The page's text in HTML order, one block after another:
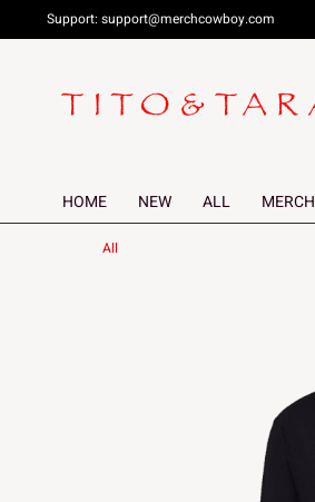
Support: support@merchcowboy.com
HOME NEW ALL MERCH
All